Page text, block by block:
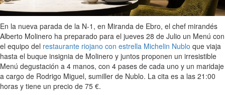
En la nueva parada de la N-1, en Miranda de Ebro, el chef mirandés
Alberto Molinero ha preparado para el jueves 28 de Julio un Menú con
el equipo del restaurante riojano con estrella Michelin Nublo que viaja
hasta el buque insignia de Molinero y juntos proponen un irresistible
Menú degustación a 4 manos, con 4 pases de cada uno y un maridaje
a cargo de Rodrigo Miguel, sumiller de Nublo. La cita es a las 21:00
horas y tiene un precio de 75 €.